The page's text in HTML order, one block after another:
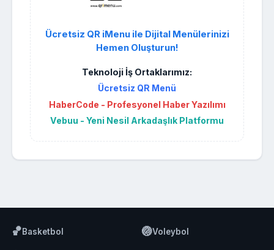
Ücretsiz QR iMenu ile Dijital Menülerinizi
Hemen Oluşturun!
Teknoloji İş Ortaklarımız:
Ücretsiz QR Menü
HaberCode - Profesyonel Haber Yazılımı
Vebuu - Yeni Nesil Arkadaşlık Platformu
🏀Basketbol 🏐Voleybol